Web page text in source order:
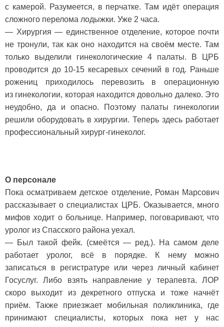
с камерой. Разумеется, в перчатке. Там идёт операция
сложного перелома лодыжки. Уже 2 часа.
— Хирургия — единственное отделение, которое почти
не тронули, так как оно находится на своём месте. Там
только выделили гинекологические 4 палаты. В ЦРБ
проводится до 10-15 кесаревых сечений в год. Раньше
рожениц приходилось перевозить в операционную
из гинекологии, которая находится довольно далеко. Это
неудобно, да и опасно. Поэтому палаты гинекологии
решили оборудовать в хирургии. Теперь здесь работает
профессиональный хирург-гинеколог.
О персонале
Пока осматриваем детское отделение, Роман Марсович
рассказывает о специалистах ЦРБ. Оказывается, много
мифов ходит о больнице. Например, поговаривают, что
уролог из Спасского района уехал.
— Был такой фейк. (смеётся — ред.). На самом деле
работает уролог, всё в порядке. К нему можно
записаться в регистратуре или через личный кабинет
Госуслуг. Либо взять направление у терапевта. ЛОР
скоро выходит из декретного отпуска и тоже начнёт
приём. Также приезжает мобильная поликлиника, где
принимают специалисты, которых пока нет у нас